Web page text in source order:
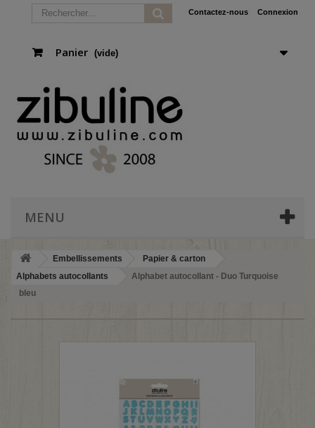
Connexion
Contactez-nous
Panier (vide)
MENU
Embellissements
Papier & carton
Alphabets autocollants
Alphabet autocollant - Duo Turquoise
bleu